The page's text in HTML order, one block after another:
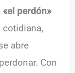
«el perdón»
cotidiana,
abre
Con